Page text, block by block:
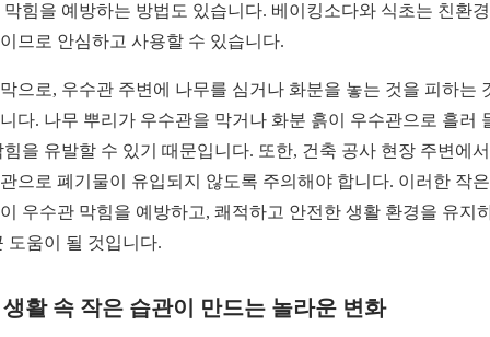
막힘을 예방하는 방법도 있습니다. 베이킹소다와 식초는 친환
므로 안심하고 사용할 수 있습니다.
으로, 우수관 주변에 나무를 심거나 화분을 놓는 것을 피하는
다. 나무 뿌리가 우수관을 막거나 화분 흙이 우수관으로 흘러
힘을 유발할 수 있기 때문입니다. 또한, 건축 공사 현장 주변에
으로 폐기물이 유입되지 않도록 주의해야 합니다. 이러한 작
우수관 막힘을 예방하고, 쾌적하고 안전한 생활 환경을 유지
도움이 될 것입니다.
생활 속 작은 습관이 만드는 놀라운 변화